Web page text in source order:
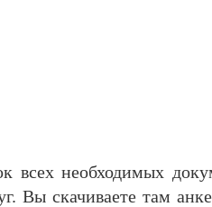
всех необходимых
Вы скачиваете там